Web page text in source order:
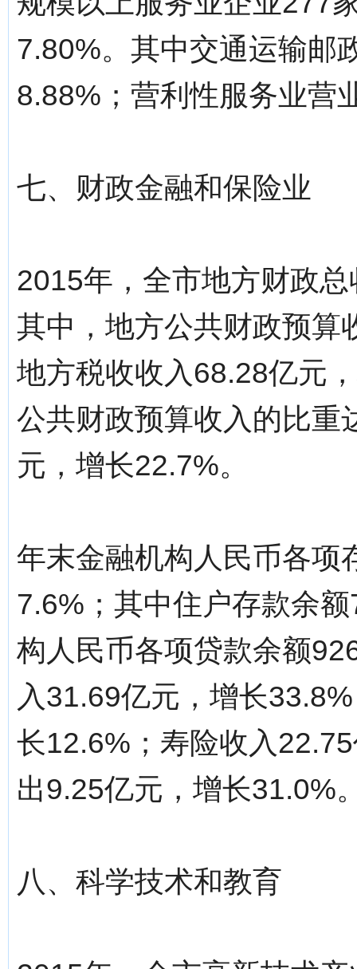
7.80%。其中交通运输邮
8.88%；营利性服务业营
七、财政金融和保险业
2015年，全市地方财政
其中，地方公共财政预算
地方税收收入68.28亿元
公共财政预算收入的比重
元，增长22.7%。
年末金融机构人民币各项
7.6%；其中住户存款余
构人民币各项贷款余额
入31.69亿元，增长
长12.6%；寿险收入
出9.25亿元，增长31.0%
八、科学技术和教育